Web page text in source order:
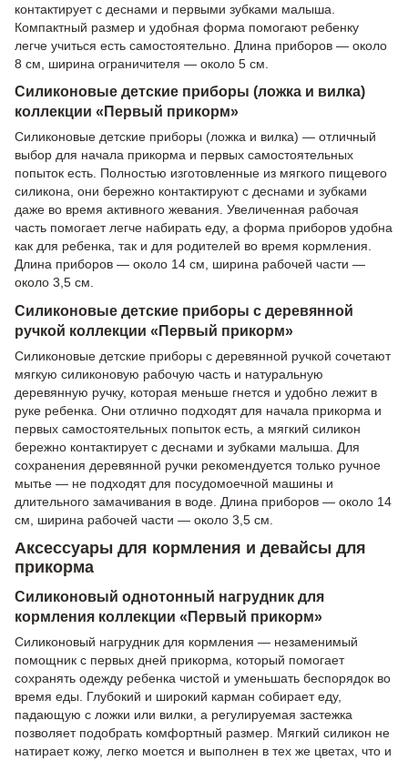
контактирует с деснами и первыми зубками малыша.
Компактный размер и удобная форма помогают ребенку
легче учиться есть самостоятельно. Длина приборов — около
8 см, ширина ограничителя — около 5 см.
Силиконовые детские приборы (ложка и вилка)
коллекции «Первый прикорм»
Силиконовые детские приборы (ложка и вилка) — отличный
выбор для начала прикорма и первых самостоятельных
попыток есть. Полностью изготовленные из мягкого пищевого
силикона, они бережно контактируют с деснами и зубками
даже во время активного жевания. Увеличенная рабочая
часть помогает легче набирать еду, а форма приборов удобна
как для ребенка, так и для родителей во время кормления.
Длина приборов — около 14 см, ширина рабочей части —
около 3,5 см.
Силиконовые детские приборы с деревянной
ручкой коллекции «Первый прикорм»
Силиконовые детские приборы с деревянной ручкой сочетают
мягкую силиконовую рабочую часть и натуральную
деревянную ручку, которая меньше гнется и удобно лежит в
руке ребенка. Они отлично подходят для начала прикорма и
первых самостоятельных попыток есть, а мягкий силикон
бережно контактирует с деснами и зубками малыша. Для
сохранения деревянной ручки рекомендуется только ручное
мытье — не подходят для посудомоечной машины и
длительного замачивания в воде. Длина приборов — около 14
см, ширина рабочей части — около 3,5 см.
Аксессуары для кормления и девайсы для
прикорма
Силиконовый однотонный нагрудник для
кормления коллекции «Первый прикорм»
Силиконовый нагрудник для кормления — незаменимый
помощник с первых дней прикорма, который помогает
сохранять одежду ребенка чистой и уменьшать беспорядок во
время еды. Глубокий и широкий карман собирает еду,
падающую с ложки или вилки, а регулируемая застежка
позволяет подобрать комфортный размер. Мягкий силикон не
натирает кожу, легко моется и выполнен в тех же цветах, что и